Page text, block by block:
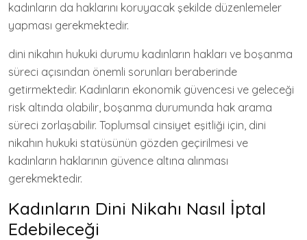
kadınların da haklarını koruyacak şekilde düzenlemeler
yapması gerekmektedir.
dini nikahın hukuki durumu kadınların hakları ve boşanma
süreci açısından önemli sorunları beraberinde
getirmektedir. Kadınların ekonomik güvencesi ve geleceği
risk altında olabilir, boşanma durumunda hak arama
süreci zorlaşabilir. Toplumsal cinsiyet eşitliği için, dini
nikahın hukuki statüsünün gözden geçirilmesi ve
kadınların haklarının güvence altına alınması
gerekmektedir.
Kadınların Dini Nikahı Nasıl İptal
Edebileceği